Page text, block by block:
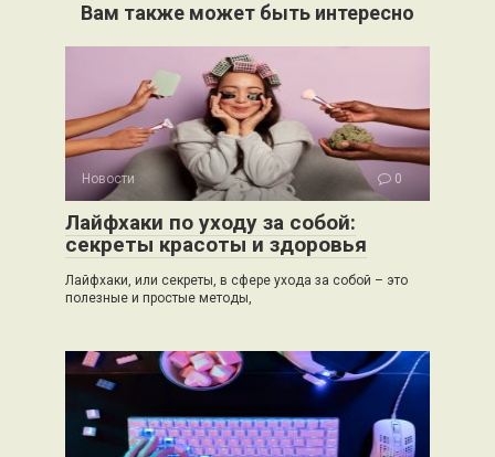
Вам также может быть интересно
Новости 0
Лайфхаки по уходу за собой:
секреты красоты и здоровья
Лайфхаки, или секреты, в сфере ухода за собой – это
полезные и простые методы,